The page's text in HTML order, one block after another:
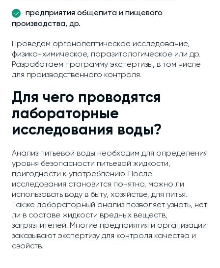
предприятия общепита и пищевого
производства, др.
Проведем органолептическое исследование,
физико-химическое, паразитологическое или др.
Разработаем программу экспертизы, в том числе
для производственного контроля.
Для чего проводятся
лабораторные
исследования воды?
Анализ питьевой воды необходим для определения
уровня безопасности питьевой жидкости,
пригодности к употреблению. После
исследования становится понятно, можно ли
использовать воду в быту, хозяйстве, для питья.
Также лабораторный анализ позволяет узнать, нет
ли в составе жидкости вредных веществ,
загрязнителей. Многие предприятия и организации
заказывают экспертизу для контроля качества и
свойств.